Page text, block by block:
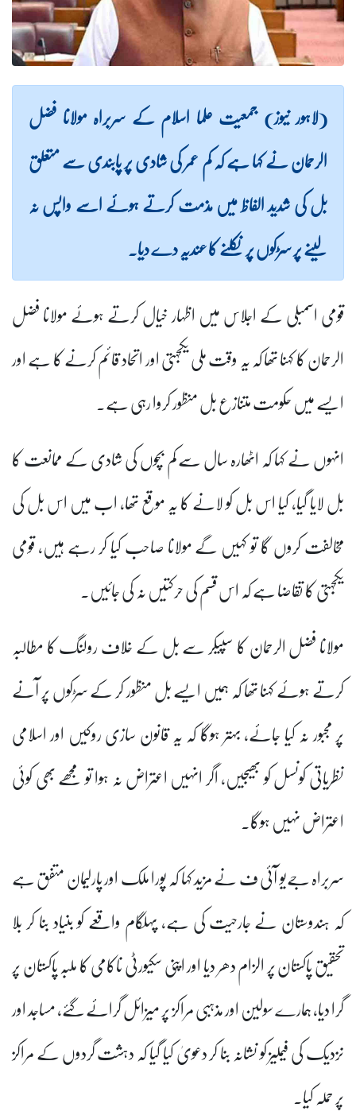
(لاہور نیوز) جمعیت علما اسلام کے سربراہ مولانا فضل
الرحمان نے کہا ہے کہ کم عمر کی شادی پر پابندی سے متعلق
بل کی شدید الفاظ میں مذمت کرتے ہوئے اسے واپس نہ
لینے پر سڑکوں پر نکلنے کا عندیہ دے دیا۔
قومی اسمبلی کے اجلاس میں اظہار خیال کرتے ہوئے مولانا فضل
الرحمان کا کہنا تھا کہ یہ وقت ملی یکجہتی اور اتحاد قائم کرنے کا ہے اور
ایسے میں حکومت متنازع بل منظور کروا رہی ہے۔
انہوں نے کہا کہ اٹھارہ سال سے کم بچوں کی شادی کے ممانعت کا
بل لایا گیا، کیا اس بل کو لانے کا یہ موقع تھا، اب میں اس بل کی
مخالفت کروں گا تو کہیں گے مولانا صاحب کیا کر رہے ہیں، قومی
یکجہتی کا تقاضا ہے کہ اس قسم کی حرکتیں نہ کی جائیں۔
مولانا فضل الرحمان کا سپیکر سے بل کے خلاف رولنگ کا مطالبہ
کرتے ہوئے کہنا تھا کہ ہمیں ایسے بل منظور کر کے سڑکوں پر آنے
پر مجبور نہ کیا جائے، بہتر ہوگا کہ یہ قانون سازی روکیں اور اسلامی
نظریاتی کونسل کو بھیجیں، اگر انہیں اعتراض نہ ہوا تو مجھے بھی کوئی
اعتراض نہیں ہوگا۔
سربراہ جےیو آئی ف نے مزید کہا کہ پورا ملک اور پارلیمان متفق ہے
کہ ہندوستان نے جارحیت کی ہے، پہلگام واقعے کو بنیاد بنا کر بلا
تحقیق پاکستان پر الزام دھر دیا اور اپنی سکیورٹی ناکامی کا ملبہ پاکستان پر
گرا دیا، ہمارے سولین اور مذہبی مراکز پر میزائل گرائے گئے، مساجد اور
نزدیک کی فیملیز کو نشانہ بنا کر دعویٰ کیا گیا کہ دہشت گردوں کے مراکز
پر حملہ کیا۔